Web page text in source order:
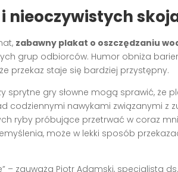
nieoczywistych
zabawny plakat o oszczędzaniu
grup odbiorców. Humor obniża
przekaz staje się bardziej przystępny.
sprytne gry słowne mogą sprawić, że
codziennymi nawykami związanymi z
ryby próbujące przetrwać w coraz
może w lekki sposób
– zauważa Piotr Adamski, specjalista